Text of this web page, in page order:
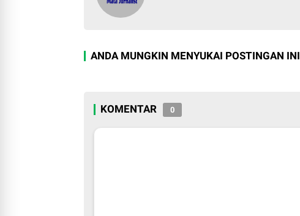
ANDA MUNGKIN MENYUKAI POSTINGAN INI
KOMENTAR 0